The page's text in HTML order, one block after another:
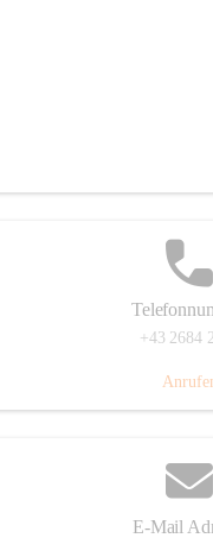
+43 2684
E-Mail